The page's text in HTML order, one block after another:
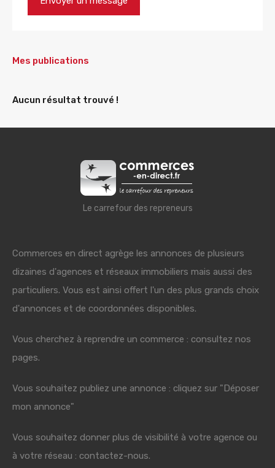
Mes publications
Aucun résultat trouvé !
Le carrefour des repreneurs
Commerces en direct agrège les annonces de plusieurs
dizaines d'agences et réseaux immobiliers mais aussi des
particuliers. Vous est ainsi offert l'un des plus grands choix
d'annonces et de coordonnées disponibles.
Vous cherchez à reprendre un commerce : consultez nos
pages.
Vous souhaitez publiez une annonce : cliquez sur "Déposer
mon annonce"
Vous souhaitez donner plus de visibilité à votre agence ou
à votre réseau : contactez-nous.